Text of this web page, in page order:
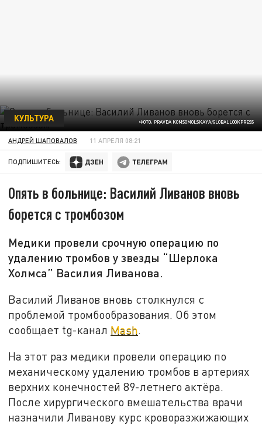
ФОТО: PRAVDA KOMSOMOLSKAYA/GLOBALLOOKPRESS
КУЛЬТУРА
АНДРЕЙ ШАПОВАЛОВ 11 АПРЕЛЯ 08:21
ПОДПИШИТЕСЬ:
Опять в больнице: Василий Ливанов вновь
борется с тромбозом
Медики провели срочную операцию по
удалению тромбов у звезды “Шерлока
Холмса” Василия Ливанова.
Василий Ливанов вновь столкнулся с
проблемой тромбообразования. Об этом
сообщает tg-канал Mash.
На этот раз медики провели операцию по
механическому удалению тромбов в артериях
верхних конечностей 89-летнего актёра.
После хирургического вмешательства врачи
назначили Ливанову курс кроворазжижающих